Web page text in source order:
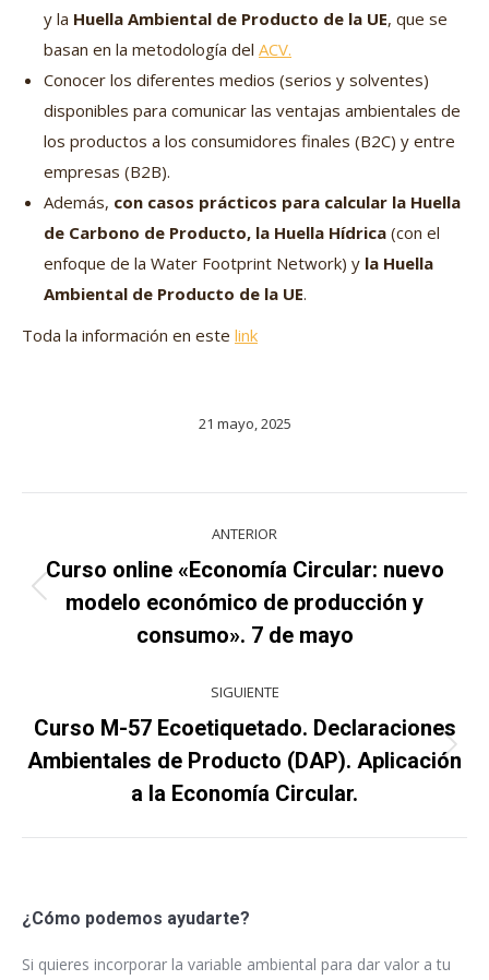
y la Huella Ambiental de Producto de la UE, que se
basan en la metodología del ACV.
Conocer los diferentes medios (serios y solventes)
disponibles para comunicar las ventajas ambientales de
los productos a los consumidores finales (B2C) y entre
empresas (B2B).
Además, con casos prácticos para calcular la Huella
de Carbono de Producto, la Huella Hídrica (con el
enfoque de la Water Footprint Network) y la Huella
Ambiental de Producto de la UE.
Toda la información en este link
21 mayo, 2025
entre
proyectos
ANTERIOR
Proyecto
anterior
Curso online «Economía Circular: nuevo
modelo económico de producción y
consumo». 7 de mayo
SIGUIENTE
Proyecto
siguiente
Curso M-57 Ecoetiquetado. Declaraciones
Ambientales de Producto (DAP). Aplicación
a la Economía Circular.
¿Cómo podemos ayudarte?
Si quieres incorporar la variable ambiental para dar valor a tu